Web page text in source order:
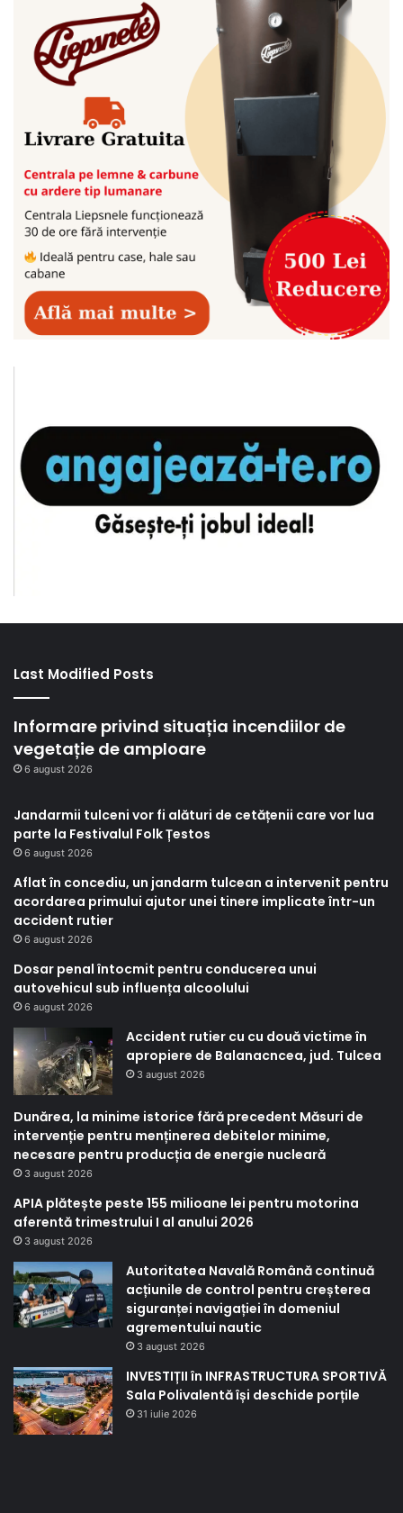
Last Modified Posts
Informare privind situația incendiilor de
vegetație de amploare
6 august 2026
Jandarmii tulceni vor fi alături de cetățenii care vor lua
parte la Festivalul Folk Țestos
6 august 2026
Aflat în concediu, un jandarm tulcean a intervenit pentru
acordarea primului ajutor unei tinere implicate într-un
accident rutier
6 august 2026
Dosar penal întocmit pentru conducerea unui
autovehicul sub influența alcoolului
6 august 2026
Accident rutier cu cu două victime în
apropiere de Balanacncea, jud. Tulcea
3 august 2026
Dunărea, la minime istorice fără precedent Măsuri de
intervenție pentru menținerea debitelor minime,
necesare pentru producția de energie nucleară
3 august 2026
APIA plătește peste 155 milioane lei pentru motorina
aferentă trimestrului I al anului 2026
3 august 2026
Autoritatea Navală Română continuă
acțiunile de control pentru creșterea
siguranței navigației în domeniul
agrementului nautic
3 august 2026
INVESTIȚII în INFRASTRUCTURA SPORTIVĂ
Sala Polivalentă își deschide porțile
31 iulie 2026